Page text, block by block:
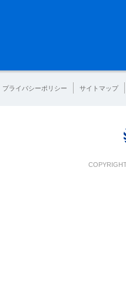
プライバシーポリシー サイトマップ